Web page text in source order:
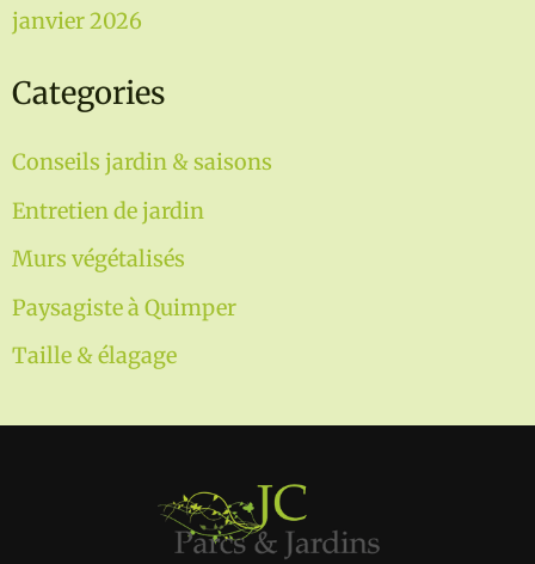
janvier 2026
Categories
Conseils jardin & saisons
Entretien de jardin
Murs végétalisés
Paysagiste à Quimper
Taille & élagage